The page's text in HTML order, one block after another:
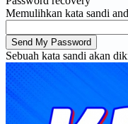
Memulihkan kata sandi
Sebuah kata sandi akan